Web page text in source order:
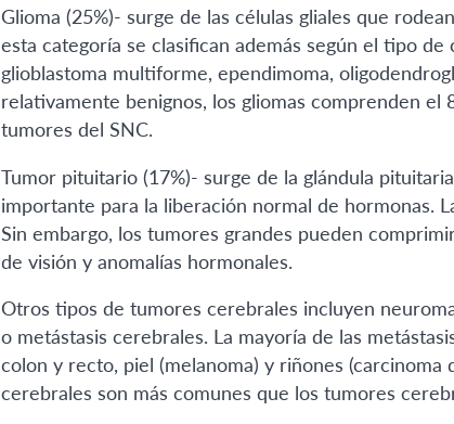
Glioma (25%)- surge de las células gliales que
esta categoría se clasifican además según el tipo
glioblastoma multiforme, ependimoma,
relativamente benignos, los gliomas comprenden
tumores del SNC.
Tumor pituitario (17%)- surge de la glándula
importante para la liberación normal de hormonas.
Sin embargo, los tumores grandes pueden
de visión y anomalías hormonales.
Otros tipos de tumores cerebrales incluyen
o metástasis cerebrales. La mayoría de las
colon y recto, piel (melanoma) y riñones (carcinoma
cerebrales son más comunes que los tumores